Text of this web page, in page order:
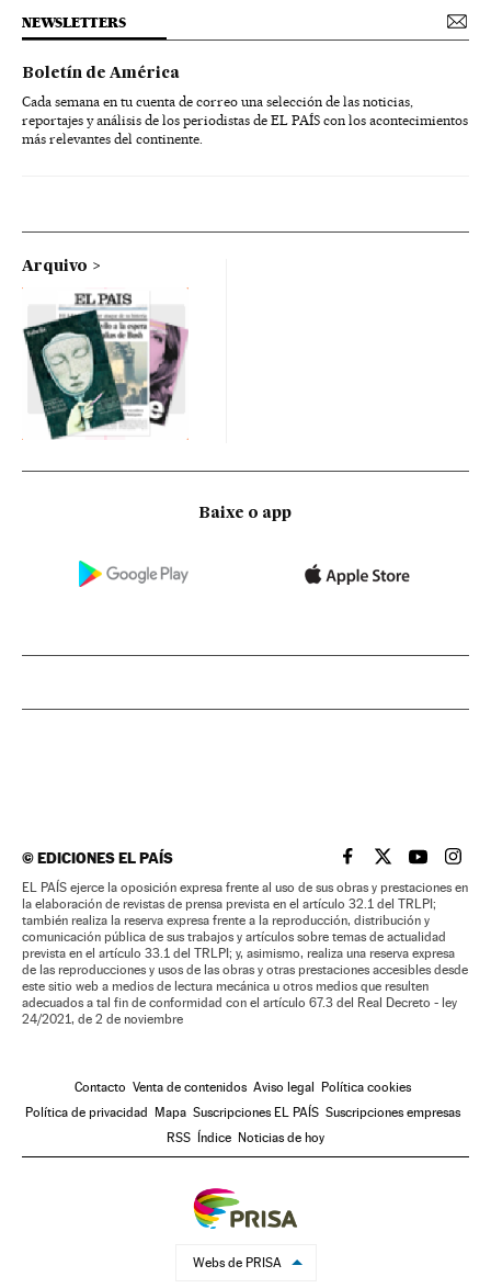
NEWSLETTERS
Boletín de América
Cada semana en tu cuenta de correo una selección de las noticias,
reportajes y análisis de los periodistas de EL PAÍS con los acontecimientos
más relevantes del continente.
Arquivo
Baixe o app
©EDICIONES EL PAÍS EL PAÍS BRASIL EN
EL PAÍSEL PAÍS
EL
EL PAÍS ejerce la oposición expresa frente al uso de sus obras y prestaciones en
la elaboración de revistas de prensa prevista en el artículo 32.1 del TRLPI;
también realiza la reserva expresa frente a la reproducción, distribución y
comunicación pública de sus trabajos y artículos sobre temas de actualidad
prevista en el artículo 33.1 del TRLPI; y, asimismo, realiza una reserva expresa
de las reproducciones y usos de las obras y otras prestaciones accesibles desde
este sitio web a medios de lectura mecánica u otros medios que resulten
adecuados a tal fin de conformidad con el artículo 67.3 del Real Decreto - ley
24/2021, de 2 de noviembre
Contacto Venta de contenidos Aviso legal Política cookies
Política de privacidad Mapa Suscripciones EL PAÍS Suscripciones empresas
RSS Índice Noticias de hoy
Webs de PRISA